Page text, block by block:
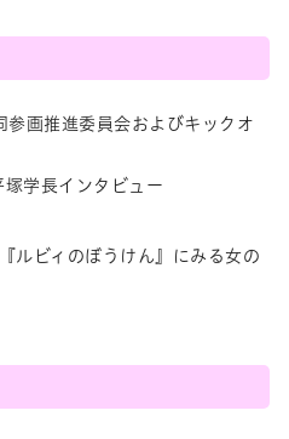
参画推進委員会およびキックオ
学長インタビュー
ルビィのぼうけん』にみる女の